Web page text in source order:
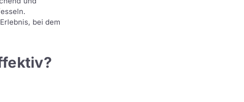
bei dem